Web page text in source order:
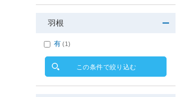
羽根
有 (1)
この条件で絞り込む